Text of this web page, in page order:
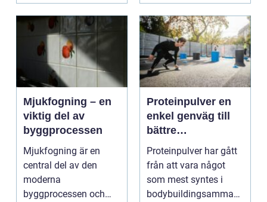
Mjukfogning – en
viktig del av
byggprocessen
Mjukfogning är en
central del av den
moderna
byggprocessen och
Proteinpulver en
enkel genväg till
bättre
återhämtning och
hållbar träning
Proteinpulver har gått
från att vara något
som mest syntes i
bodybuildingsamman